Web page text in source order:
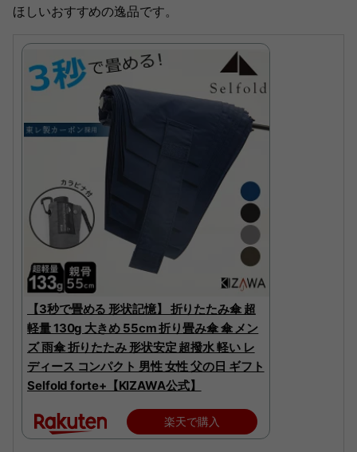
ほしいおすすめの逸品です。
【3秒で畳める 形状記憶】 折りたたみ傘 超
軽量 130g 大きめ 55cm 折り畳み傘 傘 メン
ズ 雨傘 折りたたみ 形状安定 超撥水 軽い レ
ディース コンパクト 男性 女性 父の日 ギフト
Selfold forte+【KIZAWA公式】
楽天で購入